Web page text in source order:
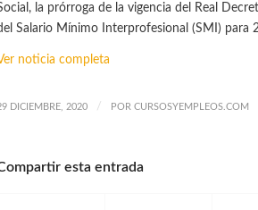
la prórroga de la vigencia del Real
Salario Mínimo Interprofesional (SMI) para
noticia completa
DICIEMBRE, 2020 / POR CURSOSYEMPLEOS.COM
esta entrada